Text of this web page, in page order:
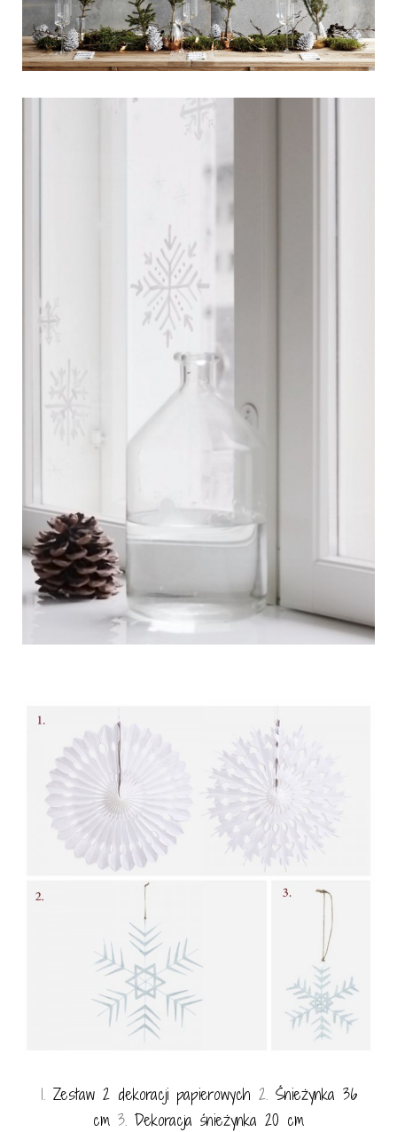
1. Zestaw 2 dekoracji papierowych 2. Śnieżynka 36
cm 3. Dekoracja śnieżynka 20 cm